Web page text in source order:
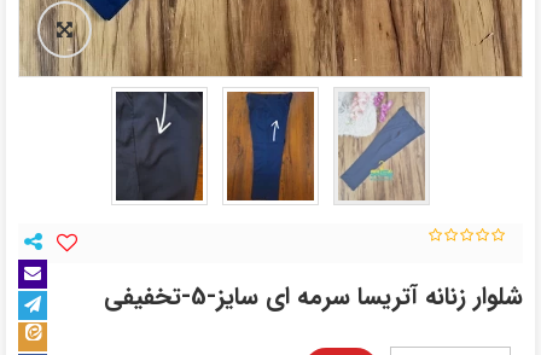
شلوار زنانه آتریسا سرمه ای سایز-5-تخفیفی